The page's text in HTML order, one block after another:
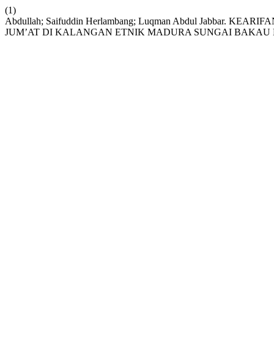
(1)
Abdullah; Saifuddin Herlambang; Luqman Abdul Jabbar.
JUM’AT DI KALANGAN ETNIK MADURA SUNGAI BAKAU